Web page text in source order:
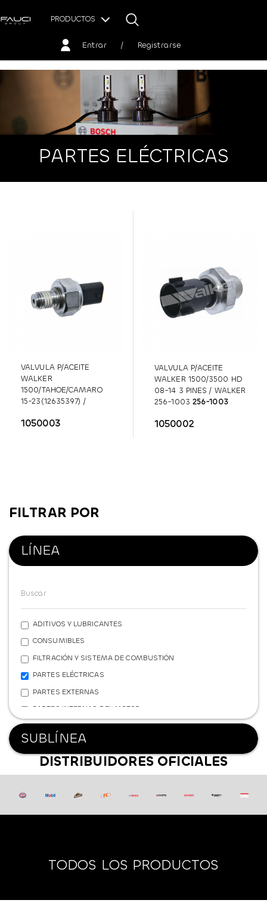
PRODUCTOS
Entrar / Registrarse
PARTES ELÉCTRICAS
VALVULA P/ACEITE
WALKER
1500/TAHOE/CAMARO
15-23(12635397) /
1004
1050003
VALVULA P/ACEITE
WALKER 1500/3500 HD
08-14 3 PINES / WALKER
256-1003 256-1003
1050002
FILTRAR POR
LÍNEA
ADITIVOS Y LUBRICANTES
CONSUMIBLES
FILTRACIÓN Y SISTEMA DE COMBUSTIÓN
PARTES ELÉCTRICAS
PARTES EXTERNAS
PARTES INTERNAS DEL MOTOR
REFRIGERACIÓN
SISTEMA DE FRENOS
SISTEMA DE SUSPENSIÓN
TRANSMISIÓN Y POTENCIA
FERRETERÍA
SUBLÍNEA
DISTRIBUIDORES OFICIALES
TODOS LOS PRODUCTOS